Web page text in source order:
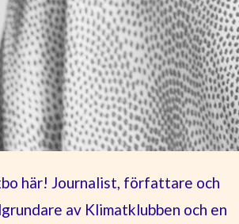
här! Journalist, författare och
av Klimatklubben och en